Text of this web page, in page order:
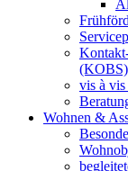
(KOBS)
vis à
Wohnen &